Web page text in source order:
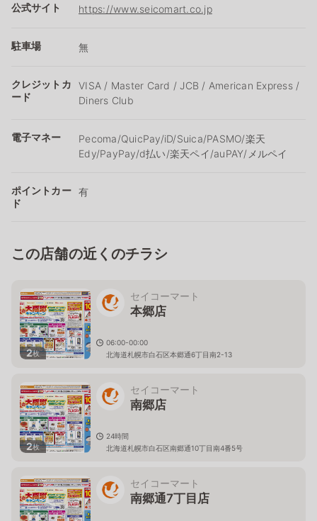
公式サイト https://www.seicomart.co.jp
駐車場 無
クレジットカ
ード
VISA / Master Card / JCB / American Express /
Diners Club
電子マネー
Pecoma/QuicPay/iD/Suica/PASMO/楽天
Edy/PayPay/d払い/楽天ペイ/auPAY/メルペイ
ポイントカー
ド
有
この店舗の近くのチラシ
2枚
セイコーマート
本郷店
06:00-00:00
北海道札幌市白石区本郷通6丁目南2-13
2枚
セイコーマート
南郷店
24時間
北海道札幌市白石区南郷通10丁目南4番5号
セイコーマート
南郷通7丁目店